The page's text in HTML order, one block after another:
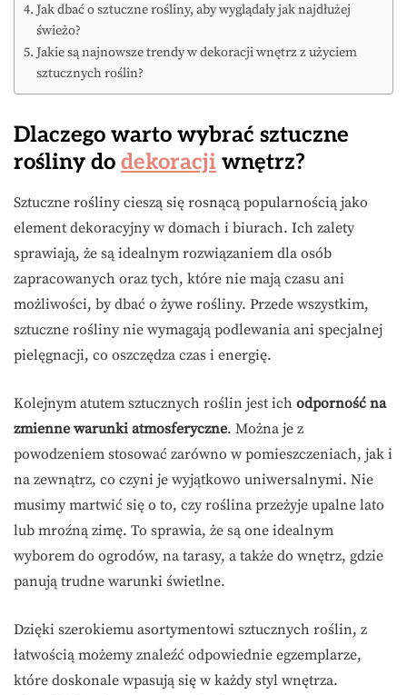
Jak dbać o sztuczne rośliny, aby wyglądały jak najdłużej
świeżo?
Jakie są najnowsze trendy w dekoracji wnętrz z użyciem
sztucznych roślin?
Dlaczego warto wybrać sztuczne
rośliny do dekoracji wnętrz?
Sztuczne rośliny cieszą się rosnącą popularnością jako
element dekoracyjny w domach i biurach. Ich zalety
sprawiają, że są idealnym rozwiązaniem dla osób
zapracowanych oraz tych, które nie mają czasu ani
możliwości, by dbać o żywe rośliny. Przede wszystkim,
sztuczne rośliny nie wymagają podlewania ani specjalnej
pielęgnacji, co oszczędza czas i energię.
Kolejnym atutem sztucznych roślin jest ich odporność na
zmienne warunki atmosferyczne. Można je z
powodzeniem stosować zarówno w pomieszczeniach, jak i
na zewnątrz, co czyni je wyjątkowo uniwersalnymi. Nie
musimy martwić się o to, czy roślina przeżyje upalne lato
lub mroźną zimę. To sprawia, że są one idealnym
wyborem do ogrodów, na tarasy, a także do wnętrz, gdzie
panują trudne warunki świetlne.
Dzięki szerokiemu asortymentowi sztucznych roślin, z
łatwością możemy znaleźć odpowiednie egzemplarze,
które doskonale wpasują się w każdy styl wnętrza.